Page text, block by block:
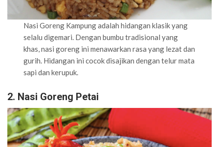
Nasi Goreng Kampung adalah hidangan klasik yang
selalu digemari. Dengan bumbu tradisional yang
khas, nasi goreng ini menawarkan rasa yang lezat dan
gurih. Hidangan ini cocok disajikan dengan telur mata
sapi dan kerupuk.
2. Nasi Goreng Petai